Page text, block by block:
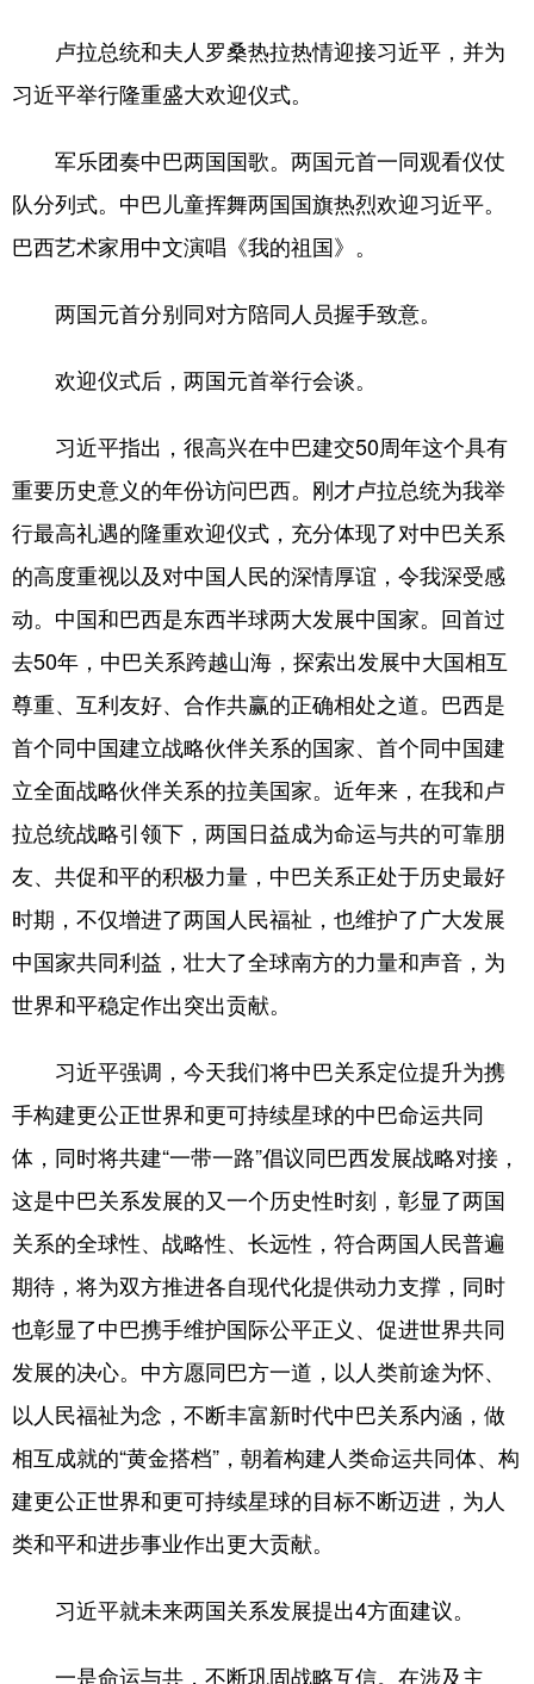
卢拉总统和夫人罗桑热拉热情迎接习近平，并为
习近平举行隆重盛大欢迎仪式。
军乐团奏中巴两国国歌。两国元首一同观看仪仗
队分列式。中巴儿童挥舞两国国旗热烈欢迎习近平。
巴西艺术家用中文演唱《我的祖国》。
两国元首分别同对方陪同人员握手致意。
欢迎仪式后，两国元首举行会谈。
习近平指出，很高兴在中巴建交50周年这个具有
重要历史意义的年份访问巴西。刚才卢拉总统为我举
行最高礼遇的隆重欢迎仪式，充分体现了对中巴关系
的高度重视以及对中国人民的深情厚谊，令我深受感
动。中国和巴西是东西半球两大发展中国家。回首过
去50年，中巴关系跨越山海，探索出发展中大国相互
尊重、互利友好、合作共赢的正确相处之道。巴西是
首个同中国建立战略伙伴关系的国家、首个同中国建
立全面战略伙伴关系的拉美国家。近年来，在我和卢
拉总统战略引领下，两国日益成为命运与共的可靠朋
友、共促和平的积极力量，中巴关系正处于历史最好
时期，不仅增进了两国人民福祉，也维护了广大发展
中国家共同利益，壮大了全球南方的力量和声音，为
世界和平稳定作出突出贡献。
习近平强调，今天我们将中巴关系定位提升为携
手构建更公正世界和更可持续星球的中巴命运共同
体，同时将共建“一带一路”倡议同巴西发展战略对接，
这是中巴关系发展的又一个历史性时刻，彰显了两国
关系的全球性、战略性、长远性，符合两国人民普遍
期待，将为双方推进各自现代化提供动力支撑，同时
也彰显了中巴携手维护国际公平正义、促进世界共同
发展的决心。中方愿同巴方一道，以人类前途为怀、
以人民福祉为念，不断丰富新时代中巴关系内涵，做
相互成就的“黄金搭档”，朝着构建人类命运共同体、构
建更公正世界和更可持续星球的目标不断迈进，为人
类和平和进步事业作出更大贡献。
习近平就未来两国关系发展提出4方面建议。
一是命运与共，不断巩固战略互信。在涉及主